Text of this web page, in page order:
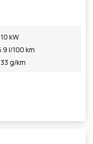
kW
l/100 km
g/km